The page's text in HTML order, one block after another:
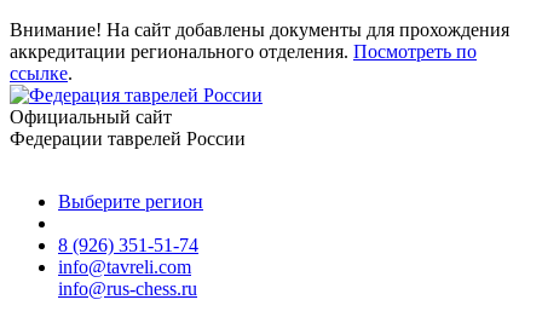
Внимание! На сайт добавлены документы для прохождения
аккредитации регионального отделения. Посмотреть по
ссылке.
Официальный сайт
Федерации таврелей России
Выберите регион
8 (926) 351-51-74
info@tavreli.com
info@rus-chess.ru